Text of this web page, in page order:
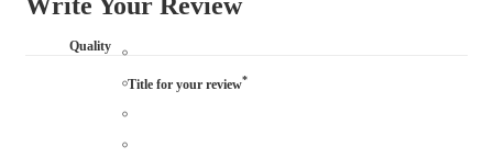
Quality
Title for your review*